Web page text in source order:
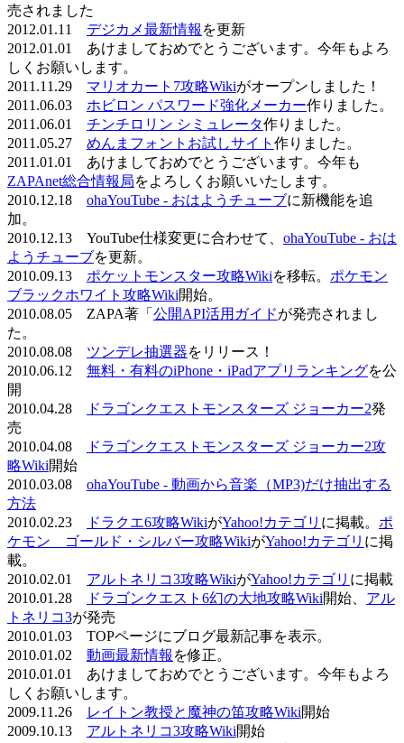
売されました
2012.01.11 デジカメ最新情報 を更新
2012.01.01 あけましておめでとうございます。今年もよろ
しくお願いします。
2011.11.29 マリオカート7攻略Wikiがオープンしました！
2011.06.03 ホビロン パスワード強化メーカー作りました。
2011.06.01 チンチロリン シミュレータ作りました。
2011.05.27 めんまフォントお試しサイト 作りました。
2011.01.01 あけましておめでとうございます。今年も
ZAPAnet総合情報局をよろしくお願いいたします。
2010.12.18 ohaYouTube - おはようチューブに新機能を追
加。
2010.12.13 YouTube仕様変更に合わせて、 ohaYouTube - おは
ようチューブを更新。
2010.09.13 ポケットモンスター攻略Wikiを移転。 ポケモン
ブラックホワイト攻略Wiki開始。
2010.08.05 ZAPA著「 公開API活用ガイドが発売されまし
た。
2010.08.08 ツンデレ抽選器をリリース！
2010.06.12 無料・有料のiPhone・iPadアプリランキングを公
開
2010.04.28
ドラゴンクエストモンスターズ ジョーカー2発
売
2010.04.08
ドラゴンクエストモンスターズ ジョーカー2攻
略Wiki開始
2010.03.08 ohaYouTube - 動画から音楽（MP3)だけ抽出する
方法
2010.02.23
ドラクエ6攻略WikiがYahoo!カテゴリ に掲載。 ポ
ケモン ゴールド・シルバー攻略WikiがYahoo!カテゴリ に掲
載。
2010.02.01 アルトネリコ3攻略WikiがYahoo!カテゴリ に掲載
2010.01.28
ドラゴンクエスト6幻の大地攻略Wiki開始、 アル
トネリコ3が発売
2010.01.03 TOPページにブログ最新記事を表示。
2010.01.02 動画最新情報 を修正。
2010.01.01 あけましておめでとうございます。今年もよろ
しくお願いします。
2009.11.26
レイトン教授と魔神の笛攻略Wiki開始
2009.10.13 アルトネリコ3攻略Wiki開始